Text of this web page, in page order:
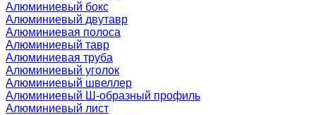
Алюминиевый бокс
Алюминиевый двутавр
Алюминиевая полоса
Алюминиевый тавр
Алюминиевая труба
Алюминиевый уголок
Алюминиевый швеллер
Алюминиевый Ш-образный профиль
Алюминиевый лист